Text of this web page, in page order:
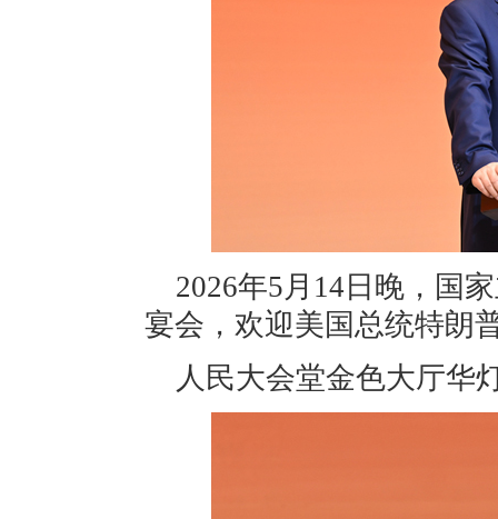
2026年5月14日晚，国
宴会，欢迎美国总统特朗
人民大会堂金色大厅华